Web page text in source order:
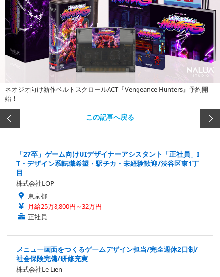
ネオジオ向け新作ベルトスクロールACT『Vengeance Hunters』予約開
始！
この記事へ戻る
「27卒」ゲーム向けUIデザイナーアシスタント「正社員」I
T・デザイン系転職希望・駅チカ・未経験歓迎/渋谷区東1丁
目
株式会社LOP
東京都
月給25万8,800円～32万円
正社員
メニュー画面をつくるゲームデザイン担当/完全週休2日制/
社会保険完備/研修充実
株式会社Le Lien